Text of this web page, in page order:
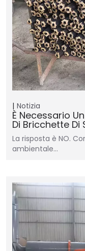
Notizia
È Necessario
Di Bricchette Di
La risposta è NO.
ambientale…